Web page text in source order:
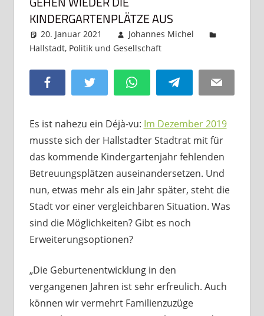
KINDERGARTENPLÄTZE AUS
20. Januar 2021
Johannes Michel
Hallstadt, Politik und Gesellschaft
Facebook Twitter WhatsAppTelegram Email
Es ist nahezu ein Dé­jà-vu: Im Dezember 2019
musste sich der Hallstadter Stadtrat mit für
das kommende Kindergartenjahr fehlenden
Betreuungsplätzen auseinandersetzen. Und
nun, etwas mehr als ein Jahr später, steht die
Stadt vor einer vergleichbaren Situation. Was
sind die Möglichkeiten? Gibt es noch
Erweiterungsoptionen?
„Die Geburtenentwicklung in den
vergangenen Jahren ist sehr erfreulich. Auch
können wir vermehrt Familienzuzüge